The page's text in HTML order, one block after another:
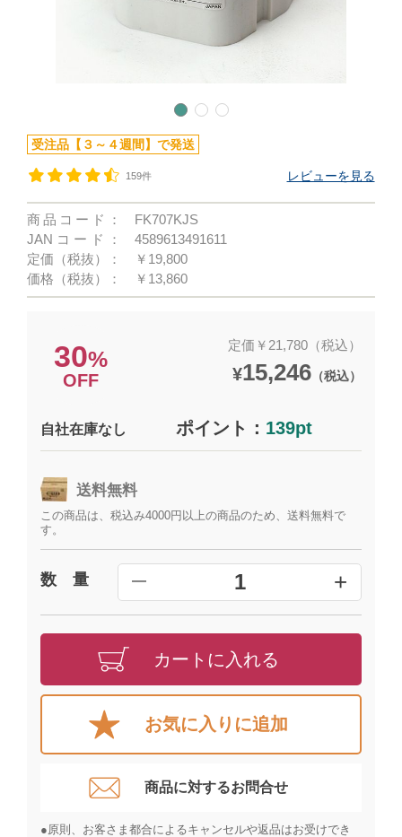
受注品【３～４週間】で発送
159件 レビューを見る
商品コード：
FK707KJS
JANコード：
4589613491611
定価（税抜）：
￥19,800
価格（税抜）：
￥13,860
30%
OFF
定価￥21,780（税込）
¥15,246（税込）
自社在庫なし ポイント： 139pt
送料無料
この商品は、税込み4000円以上の商品のため、送料無料で
す。
数 量 ━ 1 +
カートに入れる
お気に入りに追加
商品に対するお問合せ​
●原則、お客さま都合によるキャンセルや返品はお受けでき